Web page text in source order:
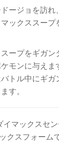
ージョを訪れ
ックススープ
ープをギガン
モンに与えま
トル中にギガ
す。
マックスセ
クスフォーム